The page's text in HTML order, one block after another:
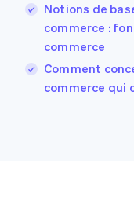
Notions de
commerce :
commerce
Comment
commerce qui
FrançaisEnglish
Gibraltar
English
Grèce
Hongrie